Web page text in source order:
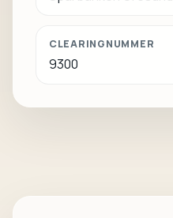
CLEARINGNUMMER
9300